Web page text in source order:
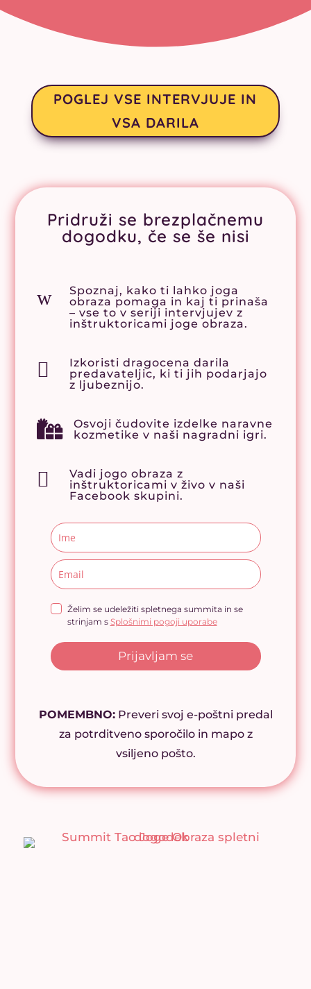
POGLEJ VSE INTERVJUJE IN
VSA DARILA
Pridruži se brezplačnemu
dogodku, če se še nisi
w
Spoznaj, kako ti lahko joga
obraza pomaga in kaj ti prinaša
– vse to v seriji intervjujev z
inštruktoricami joge obraza.

Izkoristi dragocena darila
predavateljic, ki ti jih podarjajo
z ljubeznijo.

Osvoji čudovite izdelke naravne
kozmetike v naši nagradni igri.

Vadi jogo obraza z
inštruktoricami v živo v naši
Facebook skupini.
Želim se udeležiti spletnega summita in se
strinjam s Splošnimi pogoji uporabe
Prijavljam se
POMEMBNO:Preveri svoj e-poštni predal
za potrditveno sporočilo in mapo z
vsiljeno pošto.